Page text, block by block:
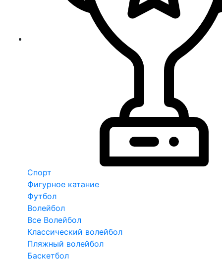
Спорт
Фигурное катание
Футбол
Волейбол
Все Волейбол
Классический волейбол
Пляжный волейбол
Баскетбол